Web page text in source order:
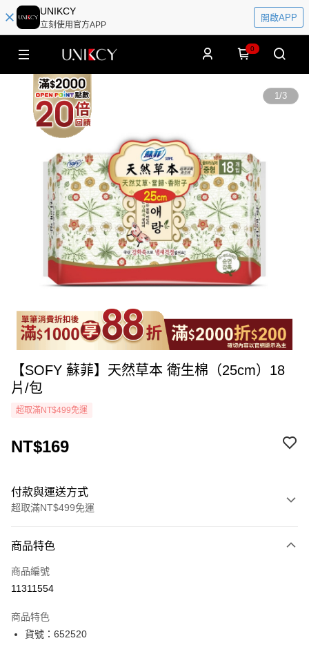
UNIKCY
立刻使用官方APP
開啟APP
0
1/3
【SOFY 蘇菲】天然草本 衛生棉（25cm）18
片/包
超取滿NT$499免運
NT$169
付款與運送方式
超取滿NT$499免運
icash Pay
信用卡一次付款
LINE Pay
商品特色
商品編號
11311554
商品特色
貨號：652520